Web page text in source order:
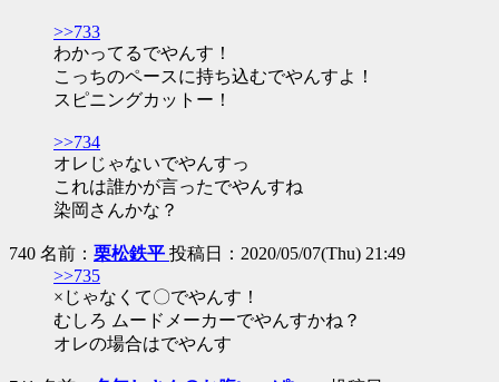
>>733
わかってるでやんす！
こっちのペースに持ち込むでやんすよ！
スピニングカットー！
>>734
オレじゃないでやんすっ
これは誰かが言ったでやんすね
染岡さんかな？
740 名前： 栗松鉄平 投稿日：2020/05/07(Thu) 21:49
>>735
×じゃなくて〇でやんす！
むしろ ムードメーカーでやんすかね？
オレの場合はでやんす